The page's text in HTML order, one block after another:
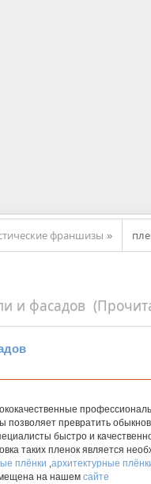
франшизы »
и фасадов
превратить
быстро и
таких пленок является
плёнки ,архитектурные
на нашем сайте